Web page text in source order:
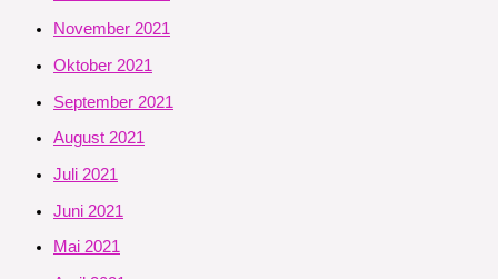
November 2021
Oktober 2021
September 2021
August 2021
Juli 2021
Juni 2021
Mai 2021